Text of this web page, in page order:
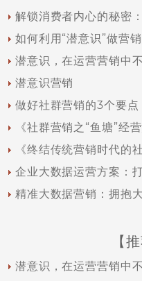
解锁消费者内心的秘密
如何利用“潜意识”做营销
潜意识，在运营营销中
潜意识营销
做好社群营销的3个要点
《社群营销之“鱼塘”经
《终结传统营销时代的
企业大数据运营方案：
精准大数据营销：拥抱
【
潜意识，在运营营销中